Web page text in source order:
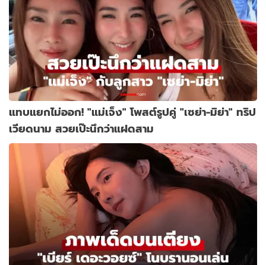
แทบแยกไม่ออก! "แม่เจ็ง" โพสต์รูปคู่ "เซย่า-มิย่า" ทริป
เวียดนาม สวยเป๊ะนึกว่าแฝดสาม